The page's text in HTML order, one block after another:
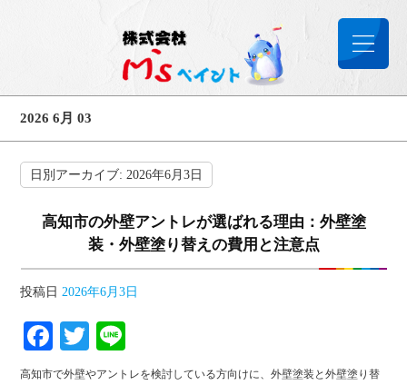
2026 6月 03
日別アーカイブ:2026年6月3日
高知市の外壁アントレが選ばれる理由：外壁塗
装・外壁塗り替えの費用と注意点
投稿日 2026年6月3日
Facebook
Twitter
高知市で外壁やアントレを検討している方向けに、外壁塗装と外壁塗り替